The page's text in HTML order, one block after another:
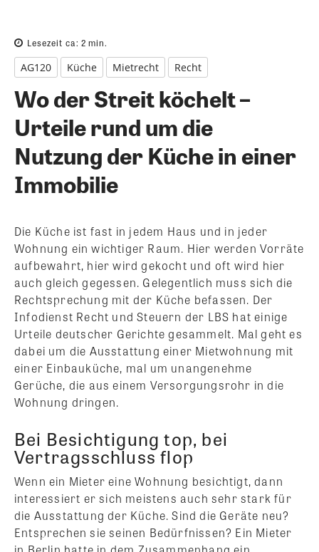
Lesezeit ca: 2 min.
AG120 Küche Mietrecht Recht
Wo der Streit köchelt –
Urteile rund um die
Nutzung der Küche in einer
Immobilie
Die Küche ist fast in jedem Haus und in jeder
Wohnung ein wichtiger Raum. Hier werden Vorräte
aufbewahrt, hier wird gekocht und oft wird hier
auch gleich gegessen. Gelegentlich muss sich die
Rechtsprechung mit der Küche befassen. Der
Infodienst Recht und Steuern der LBS hat einige
Urteile deutscher Gerichte gesammelt. Mal geht es
dabei um die Ausstattung einer Mietwohnung mit
einer Einbauküche, mal um unangenehme
Gerüche, die aus einem Versorgungsrohr in die
Wohnung dringen.
Bei Besichtigung top, bei
Vertragsschluss flop
Wenn ein Mieter eine Wohnung besichtigt, dann
interessiert er sich meistens auch sehr stark für
die Ausstattung der Küche. Sind die Geräte neu?
Entsprechen sie seinen Bedürfnissen? Ein Mieter